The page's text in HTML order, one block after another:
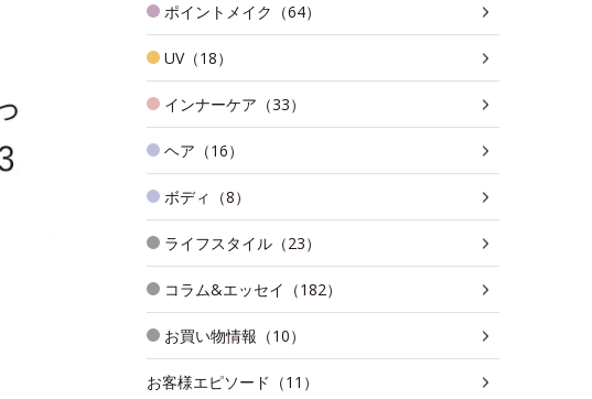
ポイントメイク（64）
UV（18）
インナーケア（33）
ヘア（16）
ボディ（8）
ライフスタイル（23）
コラム&エッセイ（182）
お買い物情報（10）
お客様エピソード（11）